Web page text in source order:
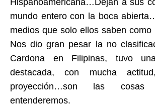
mundo entero con la boca
medios que solo ellos saben como
Nos dio gran pesar la no
Cardona en Filipinas, tuvo
destacada, con mucha
proyección…son las
entenderemos.